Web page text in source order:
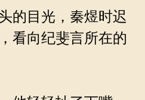
的目光，秦煜时迟
看向纪斐言所在的